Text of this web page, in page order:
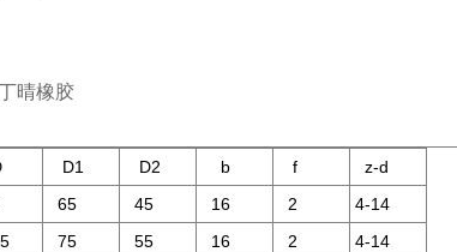
晴橡胶
D1 D2 b f
z-d
65 45 16 2
4-14
75 55 16 2
4-14